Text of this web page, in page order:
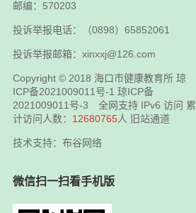
邮编：570203
投诉举报电话：（0898）65852061
投诉举报邮箱：xinxxj@126.com
Copyright © 2018 海口市健康教育所 琼
ICP备2021009011号-1 琼ICP备
2021009011号-3 全网支持 IPv6 访问 累
计访问人数： 12680765人 旧站通道
技术支持：布谷网络
微信扫一扫看手机版